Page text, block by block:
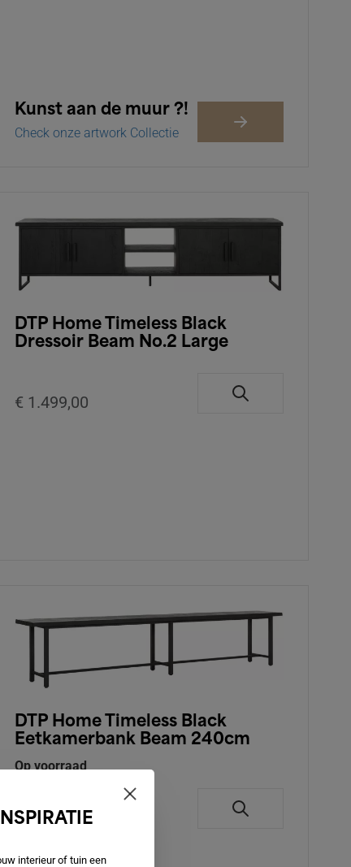
Kunst aan de muur ?!
Check onze artwork Collectie
DTP Home Timeless Black
Dressoir Beam No.2 Large
€ 1.499,00
DTP Home Timeless Black
Eetkamerbank Beam 240cm
Op voorraad
€ 949,00
interieur of tuin een